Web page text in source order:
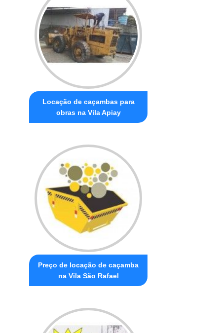
Locação de caçambas para
obras na Vila Apiay
Preço de locação de caçamba
na Vila São Rafael